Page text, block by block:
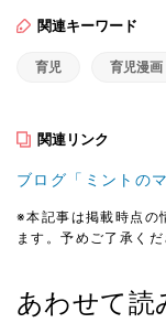
関連キーワード
育児 育児漫画
関連リンク
ブログ「ミントの
※本記事は掲載時点の
ます。予めご了承くだ
あわせて読